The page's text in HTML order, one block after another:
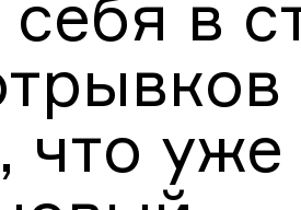
в
что уже